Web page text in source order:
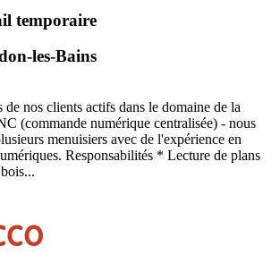
temporaire
les-Bains
de nos clients actifs dans le domaine de la
(commande numérique centralisée) - nous
menuisiers avec de l'expérience en
Responsabilités * Lecture de plans